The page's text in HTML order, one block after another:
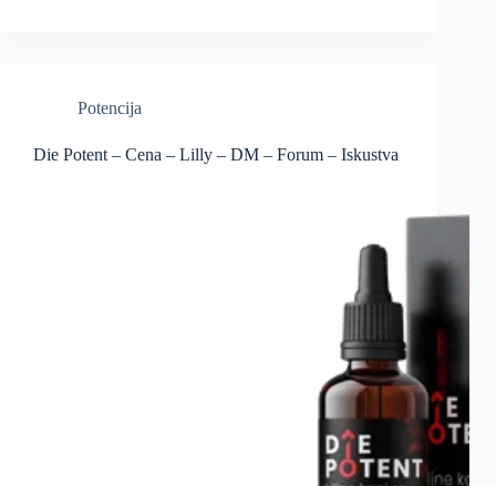
Potencija
Die Potent – Cena – Lilly – DM – Forum – Iskustva